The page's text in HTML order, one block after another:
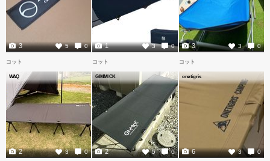
5 0
3 3 0
1 3 0
3
コット
WAQ
3 0
2
コット
GIMMICK
5 0
2
コット
onetigris
3 0
6